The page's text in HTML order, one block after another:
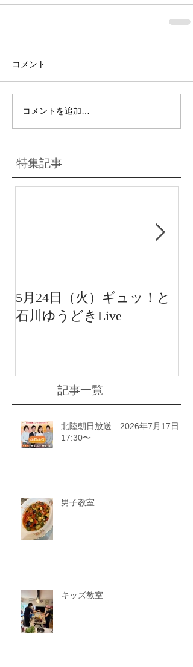
コメント
コメントを追加…
特集記事
5月24日（火）ギュッ！と
石川ゆうどきLive
記事一覧
北陸朝日放送 2026年7月17日
17:30〜
男子教室
キッズ教室